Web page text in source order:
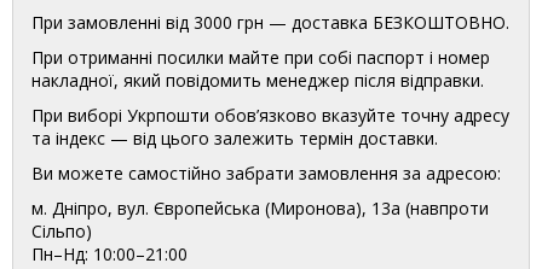
При замовленні від 3000 грн — доставка БЕЗКОШТОВНО.
При отриманні посилки майте при собі паспорт і номер
накладної, який повідомить менеджер після відправки.
При виборі Укрпошти обов’язково вказуйте точну адресу
та індекс — від цього залежить термін доставки.
Ви можете самостійно забрати замовлення за адресою:
м. Дніпро, вул. Європейська (Миронова), 13а (навпроти
Сільпо)
Пн–Нд: 10:00–21:00